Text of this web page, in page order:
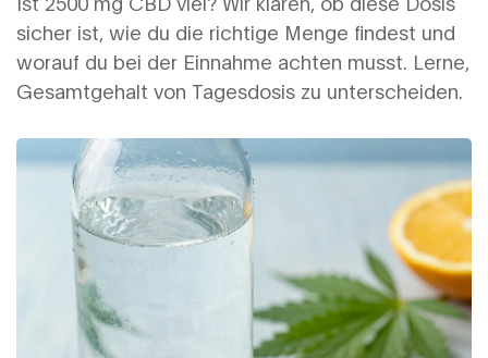
sicher ist, wie du die richtige Menge findest und
worauf du bei der Einnahme achten musst. Lerne,
Gesamtgehalt von Tagesdosis zu unterscheiden.